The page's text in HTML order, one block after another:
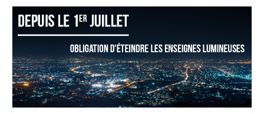
Accéder à Signals